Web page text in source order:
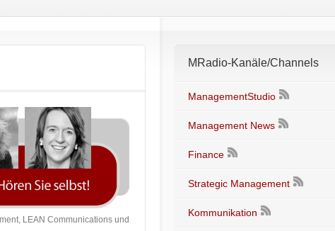
LEAN Communications und
MRadio-Kanäle/Channels
ManagementStudio
Management News
Finance
Strategic Management
Kommunikation